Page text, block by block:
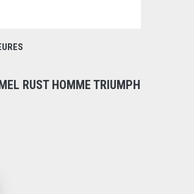
RUST HOMME TRIUMPH